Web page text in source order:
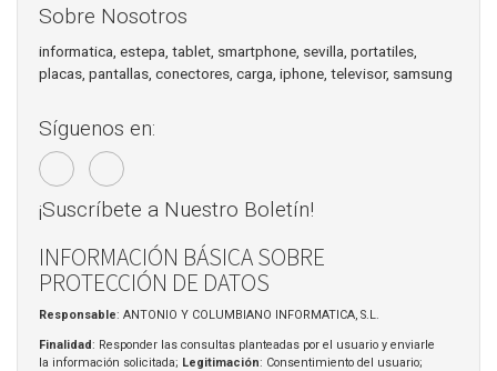
Sobre Nosotros
informatica, estepa, tablet, smartphone, sevilla, portatiles,
placas, pantallas, conectores, carga, iphone, televisor, samsung
Síguenos en:
¡Suscríbete a Nuestro Boletín!
INFORMACIÓN BÁSICA SOBRE
PROTECCIÓN DE DATOS
Responsable: ANTONIO Y COLUMBIANO INFORMATICA, S.L.
Finalidad: Responder las consultas planteadas por el usuario y enviarle
la información solicitada; Legitimación: Consentimiento del usuario;